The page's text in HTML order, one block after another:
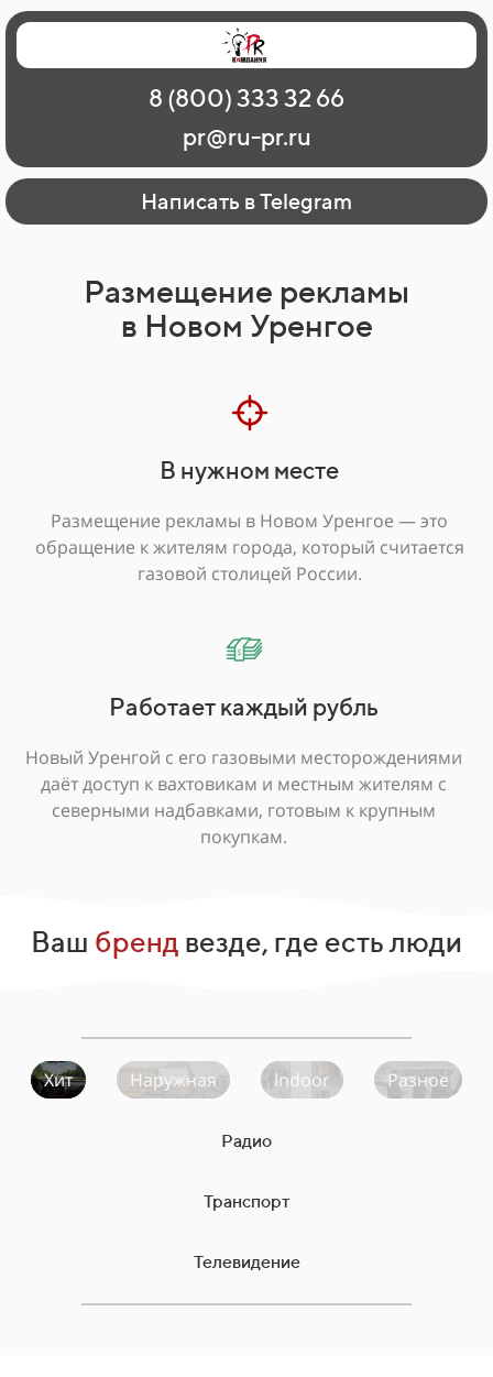
Главная
Наши работы
О рекламе
Регионы
Контакты
8 (800) 333 32 66
pr@ru-pr.ru
Написать в Telegram
Размещение рекламы
в Новом Уренгое
В нужном месте
Размещение рекламы в Новом Уренгое — это
обращение к жителям города, который считается
газовой столицей России.
Работает каждый рубль
Новый Уренгой с его газовыми месторождениями
даёт доступ к вахтовикам и местным жителям с
северными надбавками, готовым к крупным
покупкам.
Ваш бренд везде, где есть люди
Хит Наружная Indoor Разное
Радио
Транспорт
Телевидение